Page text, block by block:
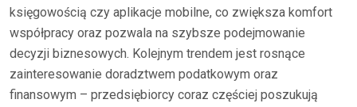
księgowością czy aplikacje mobilne, co zwiększa komfort
współpracy oraz pozwala na szybsze podejmowanie
decyzji biznesowych. Kolejnym trendem jest rosnące
zainteresowanie doradztwem podatkowym oraz
finansowym – przedsiębiorcy coraz częściej poszukują